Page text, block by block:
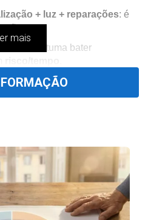
+ luz + reparações: é
e WC costuma bater
fachada) é o “anúncio ao
o valor de uma moradia na
pena fazer obras ou vender
mais